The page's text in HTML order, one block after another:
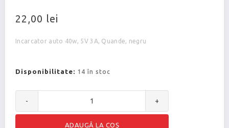
22,00 lei
Incarcator auto 40w, 5V 3A, Quande, negru
Disponibilitate: 14 în stoc
- +